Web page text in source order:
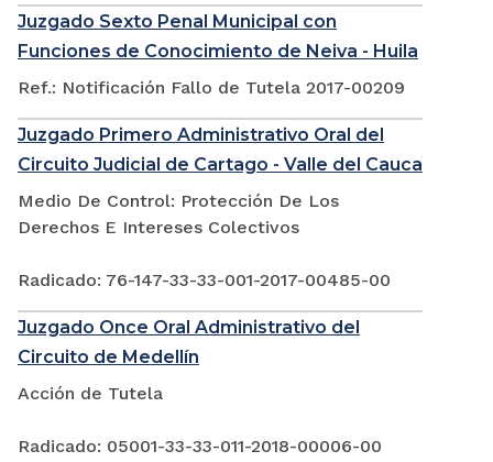
Juzgado Sexto Penal Municipal con
Funciones de Conocimiento de Neiva - Huila
Ref.: Notificación Fallo de Tutela 2017-00209
Juzgado Primero Administrativo Oral del
Circuito Judicial de Cartago - Valle del Cauca
Medio De Control: Protección De Los
Derechos E Intereses Colectivos
Radicado: 76-147-33-33-001-2017-00485-00
Juzgado Once Oral Administrativo del
Circuito de Medellín
Acción de Tutela
Radicado: 05001-33-33-011-2018-00006-00